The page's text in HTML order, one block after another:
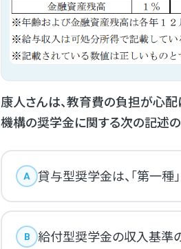
康人さんは、教育費の負担が心配
機構の奨学金に関する次の記述の
A 貸与型奨学金は、「第一種
B
給付型奨学金の収入基準